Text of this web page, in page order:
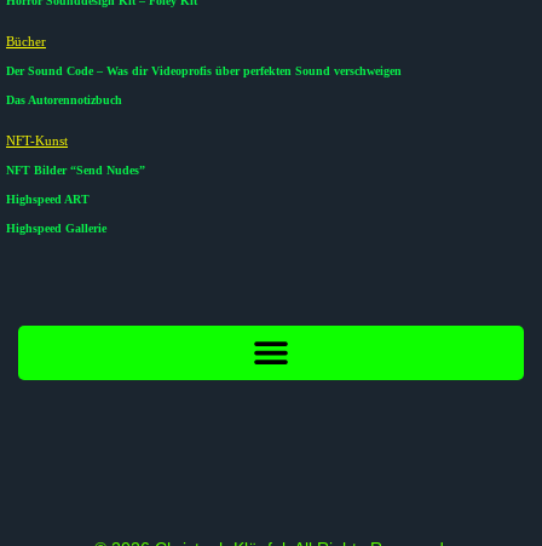
Bücher
Der Sound Code – Was dir Videoprofis über perfekten Sound verschweigen
Das Autorennotizbuch
NFT-Kunst
NFT Bilder “Send Nudes”
Highspeed ART
Highspeed Gallerie